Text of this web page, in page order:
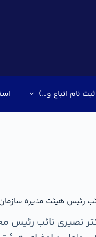
نام اتباع و…)
رئیس هیئت مدیره
نصیری نائب